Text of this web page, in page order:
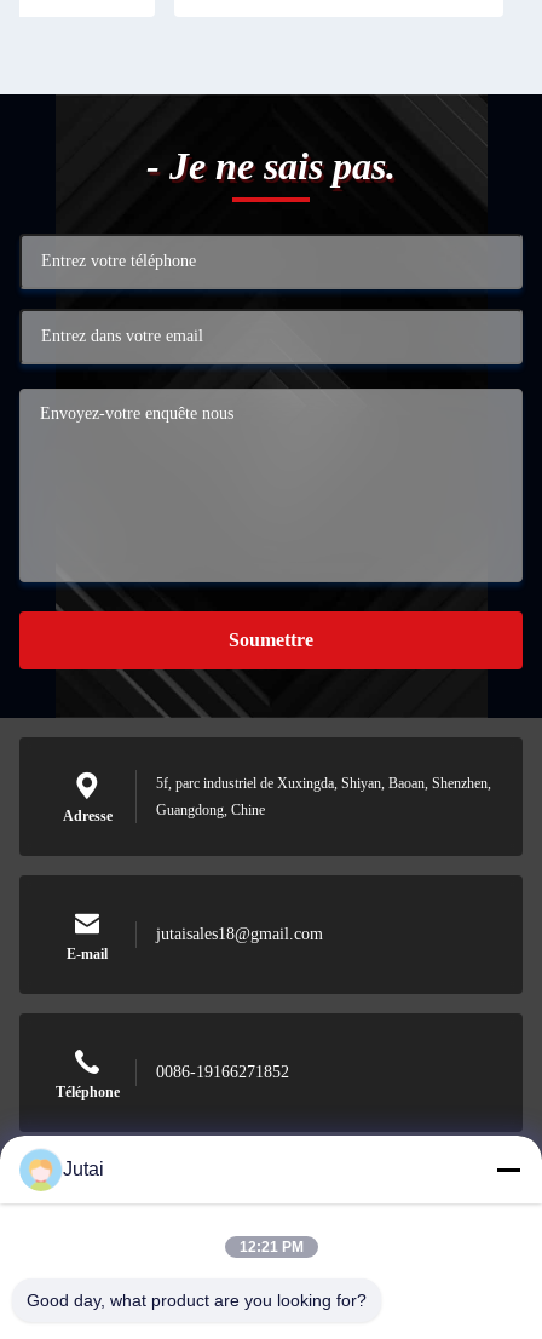
- Je ne sais pas.
Soumettre
Adresse
5f, parc industriel de Xuxingda, Shiyan, Baoan, Shenzhen,
Guangdong, Chine
E-mail
jutaisales18@gmail.com
Téléphone
0086-19166271852
Shenzhen Jutai Comm Co., Ltd.
Jutai
12:21 PM
Good day, what product are you looking for?